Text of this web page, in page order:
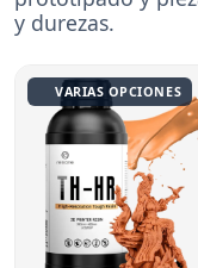
y durezas.
VARIAS OPCIONES